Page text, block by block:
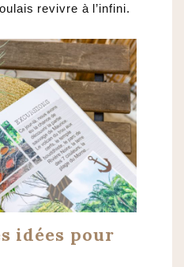
revivre à l’infini.
idées pour